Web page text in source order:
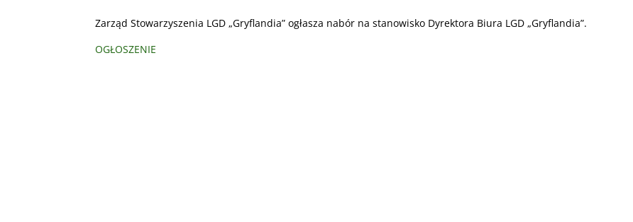
Zarząd Stowarzyszenia LGD „Gryflandia” ogłasza nabór na stanowisko Dyrektora Biura LGD „Gryflandia”.
OGŁOSZENIE